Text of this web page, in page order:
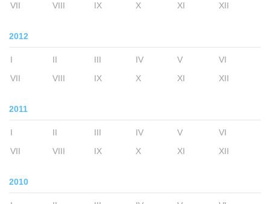
VII
VIII IX X XI XII
2012
I II III IV V
VI
VII
VIII IX X XI XII
2011
I II III IV V
VI
VII
VIII IX X XI XII
2010